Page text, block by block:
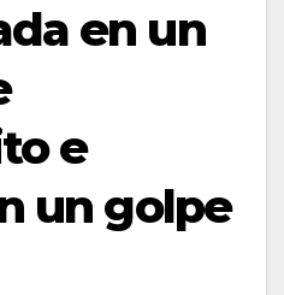
en un
e
un golpe